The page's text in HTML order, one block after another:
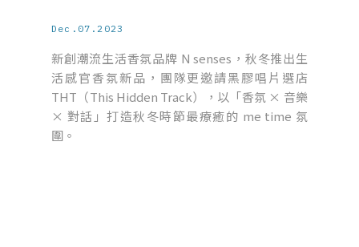
Dec.07.2023
新創潮流生活香氛品牌 N senses，秋冬推出生
活感官香氛新品，團隊更邀請黑膠唱片選店
THT（This Hidden Track），以「香氛 × 音樂
× 對話」打造秋冬時節最療癒的 me time 氛
圍。